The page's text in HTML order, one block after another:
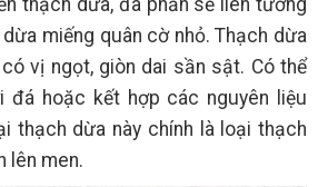
thạch dừa, đa phần sẽ liên tưởng
miếng quân cờ nhỏ. Thạch dừa
vị ngọt, giòn dai sần sật. Có thể
đá hoặc kết hợp các nguyên liệu
thạch dừa này chính là loại thạch
lên men.